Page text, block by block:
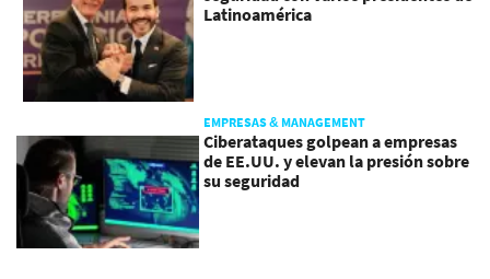
Latinoamérica
EMPRESAS & MANAGEMENT
Ciberataques golpean a empresas
de EE.UU. y elevan la presión sobre
su seguridad